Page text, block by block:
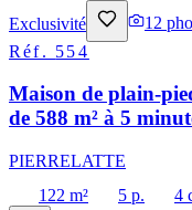
Exclusivité
12
Réf. 554
Maison de plain-
de 588 m² à 5
PIERRELATTE
122 m²
5 p. 4